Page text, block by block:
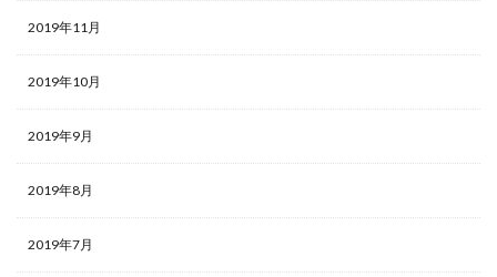
2019年11月
2019年10月
2019年9月
2019年8月
2019年7月